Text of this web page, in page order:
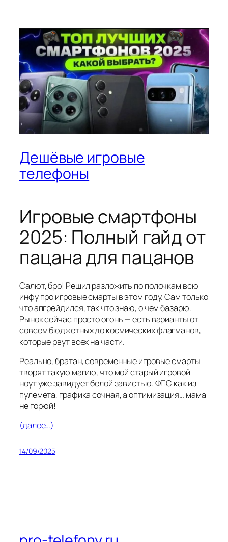
Дешёвые игровые
телефоны
Игровые смартфоны
2025: Полный гайд от
пацана для пацанов
Салют, бро! Решил разложить по полочкам всю
инфу про игровые смарты в этом году. Сам только
что апгрейдился, так что знаю, о чем базарю.
Рынок сейчас просто огонь — есть варианты от
совсем бюджетных до космических флагманов,
которые рвут всех на части.
Реально, братан, современные игровые смарты
творят такую магию, что мой старый игровой
ноут уже завидует белой завистью. ФПС как из
пулемета, графика сочная, а оптимизация… мама
не горюй!
(далее…)
14/09/2025